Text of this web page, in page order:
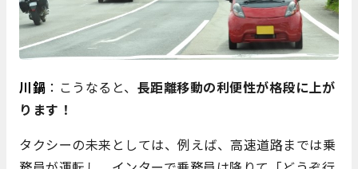
川鍋 ：こうなると、 長距離移動の利便性が格段に上が
ります！
タクシーの未来としては、例えば、高速道路までは乗